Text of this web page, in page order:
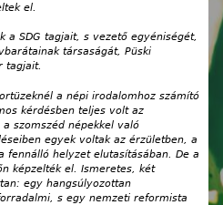
el.
a SDG tagjait, s vezető egyéniségét,
társaságát, Püski
tagjait.
a népi irodalomhoz számító
kérdésben teljes volt az
szomszéd népekkel való
egyek voltak az érzületben, a
fennálló helyzet elutasításában. De a
képzelték el. Ismeretes, két
egy hangsúlyozottan
s egy nemzeti reformista